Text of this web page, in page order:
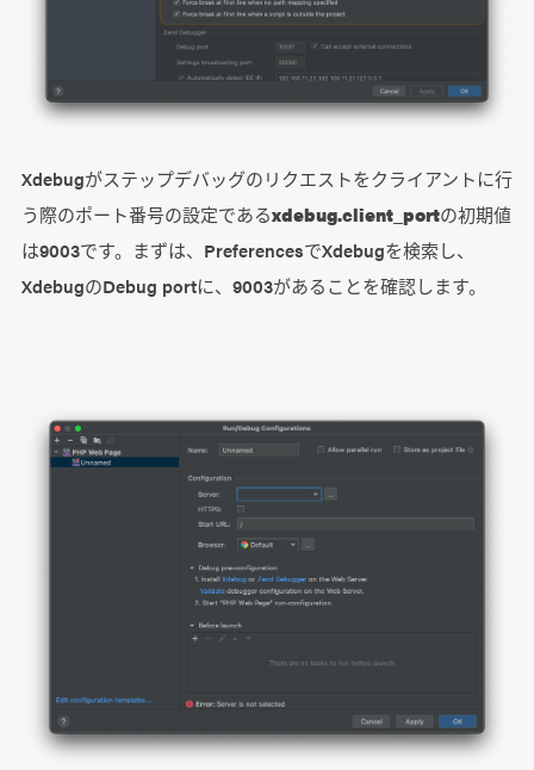
Xdebugがステップデバッグのリクエストをクライアントに行
う際のポート番号の設定であるxdebug.client_portの初期値
は9003です。まずは、PreferencesでXdebugを検索し、
XdebugのDebug portに、9003があることを確認します。